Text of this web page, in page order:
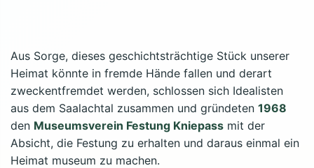
Aus Sorge, dieses geschichtsträchtige Stück unserer
Heimat könnte in fremde Hände fallen und derart
zweckentfremdet werden, schlossen sich Idealisten
aus dem Saalachtal zusammen und gründeten 1968
den Museumsverein Festung Kniepass mit der
Absicht, die Festung zu erhalten und daraus einmal ein
Heimat museum zu machen.